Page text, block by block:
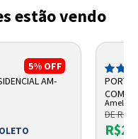
estão vendo
5% OFF
AM-
Amelco
DE R$